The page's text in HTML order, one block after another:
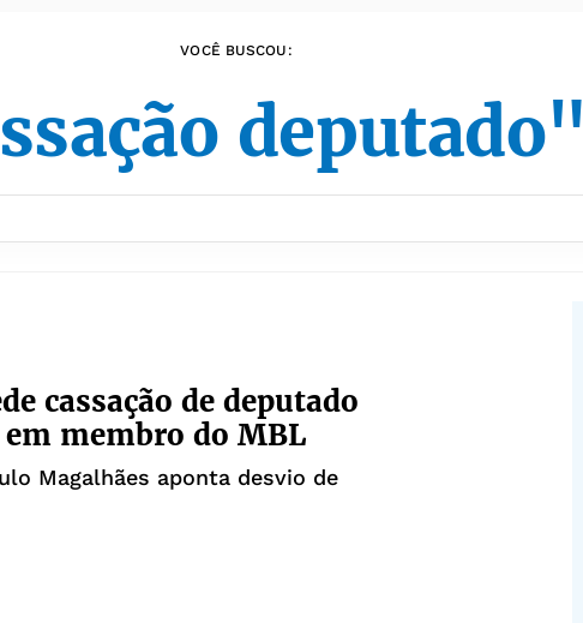
VOCÊ BUSCOU:
deputado"
cassação de deputado
membro do MBL
Magalhães aponta desvio de